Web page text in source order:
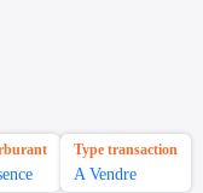
Type transaction
A Vendre